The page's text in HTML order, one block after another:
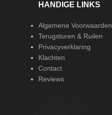
HANDIGE LINKS
Algemene Voorwaarden
Terugsturen & Ruilen
Privacyverklaring
Klachten
Contact
Reviews